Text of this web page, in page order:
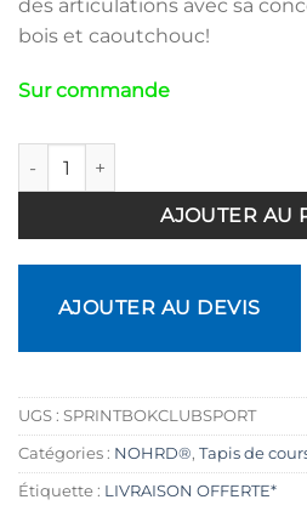
des articulations avec sa
bois et caoutchouc!
Sur commande
quantité de Tapis de course
AJOUTER AU
AJOUTER AU DEVIS
UGS : SPRINTBOKCLUBSPORT
Catégories : NOHRD®, Tapis de
Étiquette : LIVRAISON OFFERTE*